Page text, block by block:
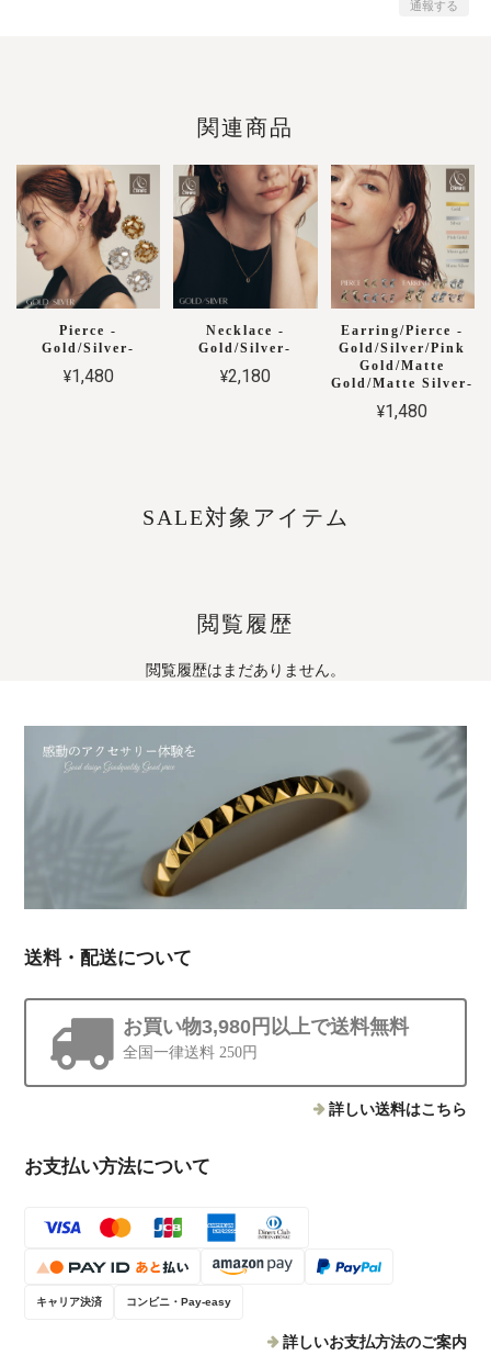
通報する
関連商品
Pierce -
Gold/Silver-
¥1,480
Necklace -
Gold/Silver-
¥2,180
Earring/Pierce -
Gold/Silver/Pink
Gold/Matte
Gold/Matte Silver-
¥1,480
SALE対象アイテム
閲覧履歴
閲覧履歴はまだありません。
送料・配送について
お買い物3,980円以上で送料無料
全国一律送料 250円
詳しい送料はこちら
お支払い方法について
キャリア決済 コンビニ・Pay-easy
詳しいお支払方法のご案内